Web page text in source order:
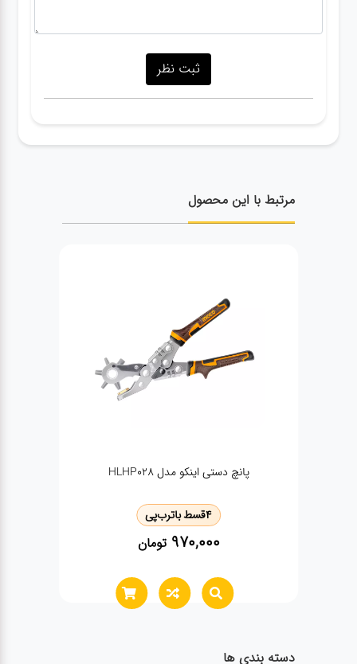
مرتبط با این محصول
ست پیچ گوشتی 4 عددی وی تولز مدل VT2215
4قسط باترب‌پی
770,000 تومان
دسته بندی ها